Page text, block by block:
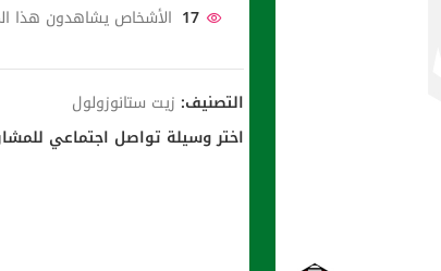
17 الأشخاص يشاهدون هذا
التصنيف: زيت ستانوزولول
اختر وسيلة تواصل اجتماعي